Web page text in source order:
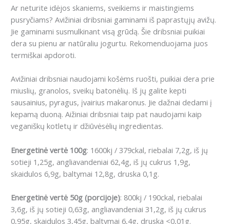
Ar neturite idėjos skaniems, sveikiems ir maistingiems
pusryčiams? Avižiniai dribsniai gaminami iš paprastųjų avižų.
Jie gaminami susmulkinant visą grūdą. Šie dribsniai puikiai
dera su pienu ar natūraliu jogurtu. Rekomenduojama juos
termiškai apdoroti.
Avižiniai dribsniai naudojami košėms ruošti, puikiai dera prie
miuslių, granolos, sveikų batonėlių. Iš jų galite kepti
sausainius, pyragus, įvairius makaronus. Jie dažnai dedami į
kepamą duoną. Aižiniai dribsniai taip pat naudojami kaip
veganiškų kotletų ir džiūvėsėlių ingredientas.
Energetinė vertė 100g: 1600kj / 379ckal, riebalai 7,2g, iš jų
sotieji 1,25g, angliavandeniai 62,4g, iš jų cukrus 1,9g,
skaidulos 6,9g, baltymai 12,8g, druska 0,1g.
Energetinė vertė 50g (porcijoje): 800kj / 190ckal, riebalai
3,6g, iš jų sotieji 0,63g, angliavandeniai 31,2g, iš jų cukrus
0,95g, skaidulos 3,45g, baltymai 6,4g, druska <0,01g.